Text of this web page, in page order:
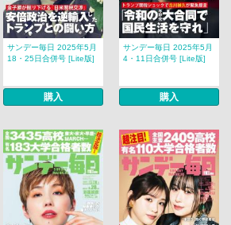
サンデー毎日 2025年5月
18・25日合併号 [Lite版]
購入
サンデー毎日 2025年5月
4・11日合併号 [Lite版]
購入